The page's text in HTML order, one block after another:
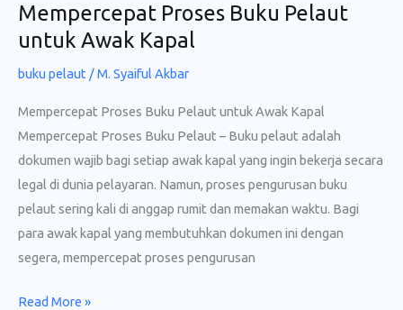
Mempercepat Proses Buku Pelaut
untuk Awak Kapal
buku pelaut /M. Syaiful Akbar
Mempercepat Proses Buku Pelaut untuk Awak Kapal
Mempercepat Proses Buku Pelaut – Buku pelaut adalah
dokumen wajib bagi setiap awak kapal yang ingin bekerja secara
legal di dunia pelayaran. Namun, proses pengurusan buku
pelaut sering kali di anggap rumit dan memakan waktu. Bagi
para awak kapal yang membutuhkan dokumen ini dengan
segera, mempercepat proses pengurusan
Mempercepat
Read More »